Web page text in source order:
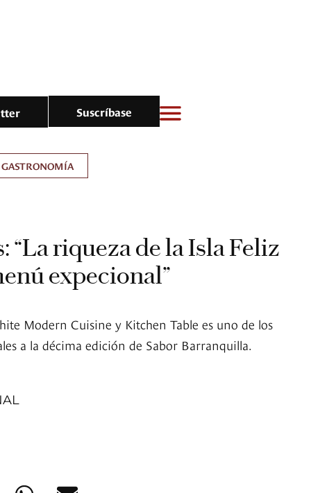
Suscríbase
GASTRONOMÍA
“La riqueza de la Isla Feliz
expecional”
Modern Cuisine y Kitchen Table es uno de los
a la décima edición de Sabor Barranquilla.